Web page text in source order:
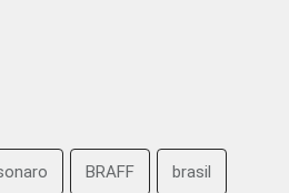
BRAFF brasil